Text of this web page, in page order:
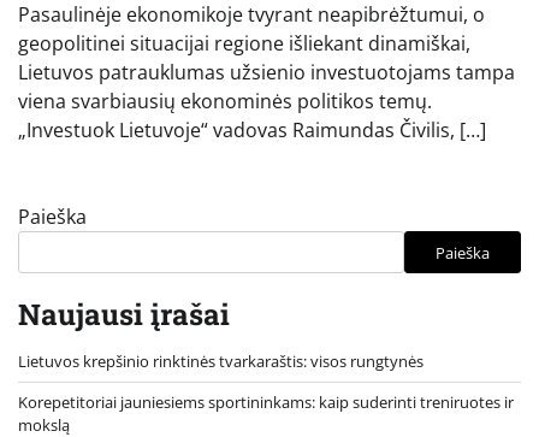
Pasaulinėje ekonomikoje tvyrant neapibrėžtumui, o
geopolitinei situacijai regione išliekant dinamiškai,
Lietuvos patrauklumas užsienio investuotojams tampa
viena svarbiausių ekonominės politikos temų.
„Investuok Lietuvoje“ vadovas Raimundas Čivilis, […]
Paieška
Paieška
Naujausi įrašai
Lietuvos krepšinio rinktinės tvarkaraštis: visos rungtynės
Korepetitoriai jauniesiems sportininkams: kaip suderinti treniruotes ir
mokslą